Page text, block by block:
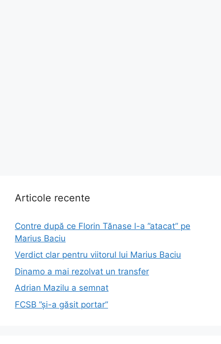
Articole recente
Contre după ce Florin Tănase l-a ”atacat” pe
Marius Baciu
Verdict clar pentru viitorul lui Marius Baciu
Dinamo a mai rezolvat un transfer
Adrian Mazilu a semnat
FCSB ”și-a găsit portar”